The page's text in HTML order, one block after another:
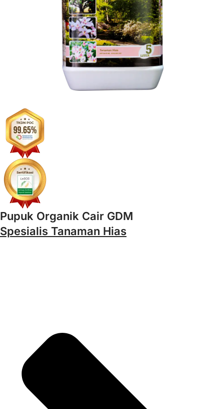
Pupuk Organik Cair GDM
Spesialis Tanaman Hias